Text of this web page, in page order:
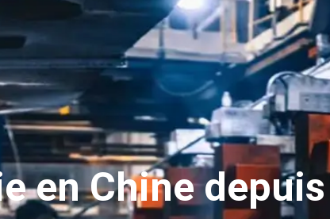
en Chine depuis